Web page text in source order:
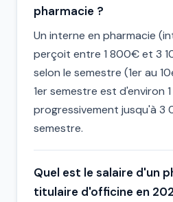
pharmacie ?
Un interne en pharmacie
perçoit entre 1 800€ et 3
selon le semestre (1er au
1er semestre est d'environ
progressivement jusqu'à 3
semestre.
Quel est le salaire d'un
titulaire d'officine en